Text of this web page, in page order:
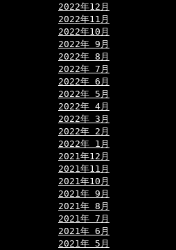
2022年12月
2022年11月
2022年10月
2022年 9月
2022年 8月
2022年 7月
2022年 6月
2022年 5月
2022年 4月
2022年 3月
2022年 2月
2022年 1月
2021年12月
2021年11月
2021年10月
2021年 9月
2021年 8月
2021年 7月
2021年 6月
2021年 5月